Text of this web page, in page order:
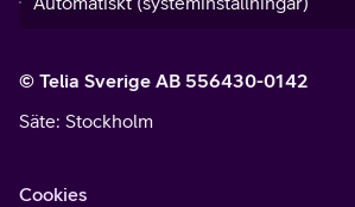
© Telia Sverige AB 556430-0142
Säte: Stockholm
Cookies